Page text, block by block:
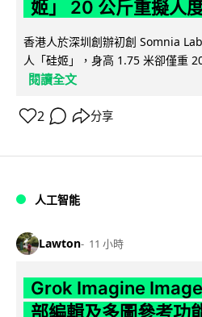
姬」 20 公斤重擬人
香港人於深圳創辦初創 Somnia
人「硅姬」，身高 1.75 米卻僅重
閱讀全文
2 分享
人工智能
Lawton 11 小時
Grok Imagine
部編輯及多圖參考功